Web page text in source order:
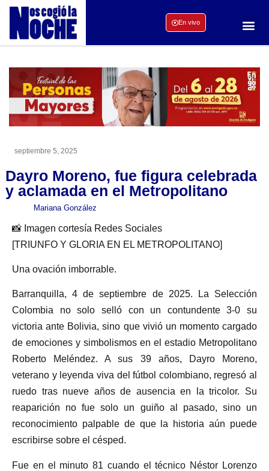
En vivo
septiembre 5, 2025
Dayro Moreno, fue figura celebrada
y aclamada en el Metropolitano
Mariana González
📸 Imagen cortesía Redes Sociales
[TRIUNFO Y GLORIA EN EL METROPOLITANO]
Una ovación imborrable.
Barranquilla, 4 de septiembre de 2025. La Selección
Colombia no solo selló con un contundente 3-0 su
victoria ante Bolivia, sino que vivió un momento cargado
de emociones y simbolismos en el estadio Metropolitano
Roberto Meléndez. A sus 39 años, Dayro Moreno,
veterano y leyenda viva del fútbol colombiano, regresó al
ruedo tras nueve años de ausencia en la tricolor. Su
reaparición no fue solo un guiño al pasado, sino un
reconocimiento palpable de que la historia aún puede
escribirse sobre el césped.
Fue en el minuto 81 cuando el técnico Néstor Lorenzo